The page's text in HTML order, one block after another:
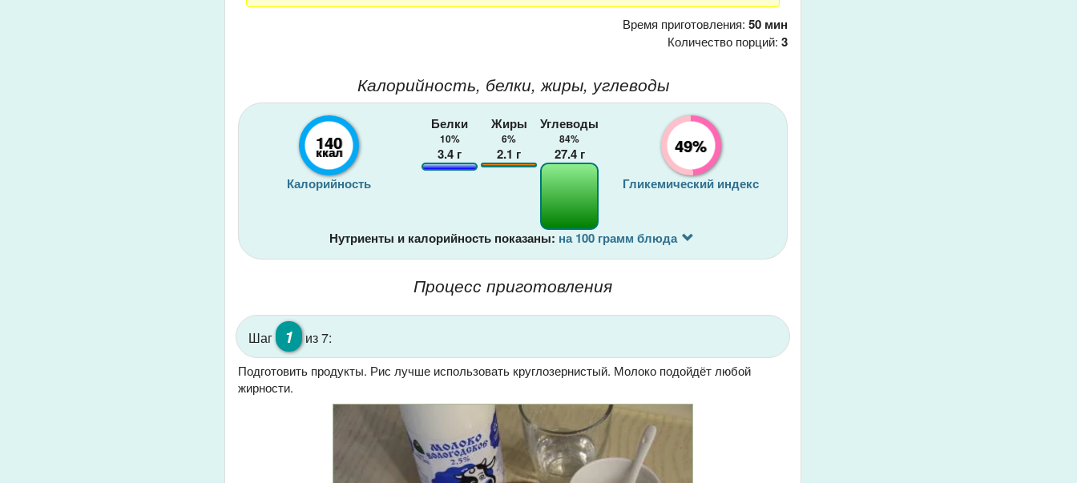
Время приготовления: 50 мин
Количество порций: 3
Калорийность, белки, жиры, углеводы
140
ккал
Калорийность
Белки
10%
3.4 г
Жиры
6%
2.1 г
Углеводы
84%
27.4г 49%
Гликемический индекс
Нутриенты и калорийность показаны: на 100 грамм блюда
Процесс приготовления
Шаг 1 из 7:
Подготовить продукты. Рис лучше использовать круглозернистый. Молоко подойдёт любой
жирности.